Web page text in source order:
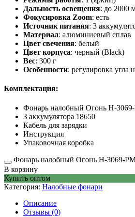
Дальность освещения: до 2000
Фокусировка Zoom: есть
Источник питания: 3
Материал: алюминиевый сплав
Цвет свечения: белый
Цвет корпуса: черный (Black)
Вес: 300 г
Особенности: регулировка угла
Комплектация:
Фонарь налобный Огонь H-
3 аккумулятора 18650
Кабель для зарядки
Инструкция
Упаковочная коробка
Фонарь налобный Огонь H-3069-
В корзину
Купить оптом
Категория: Налобные фонари
Описание
Отзывы (0)